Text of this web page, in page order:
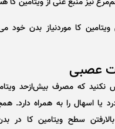
کا موردنیاز بدن خود
عصبی
نکنید که مصرف بیش‌ازحد
یا اسهال را به همراه دارد.
سطح ویتامین کا در